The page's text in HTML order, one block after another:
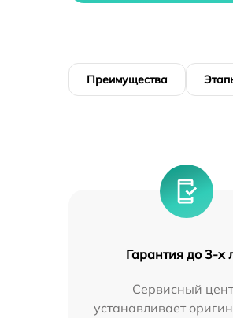
Преимущества
Гарантия до 3-х
Сервисный
устанавливает